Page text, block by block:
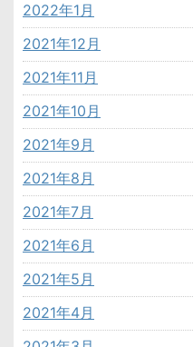
2022年1月
2021年12月
2021年11月
2021年10月
2021年9月
2021年8月
2021年7月
2021年6月
2021年5月
2021年4月